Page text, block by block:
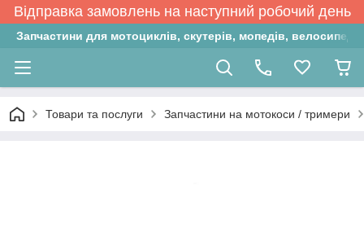
Відправка замовлень на наступний робочий день
Запчастини для мотоциклів, скутерів, мопедів,
Товари та послуги Запчастини на мотокоси / тримери